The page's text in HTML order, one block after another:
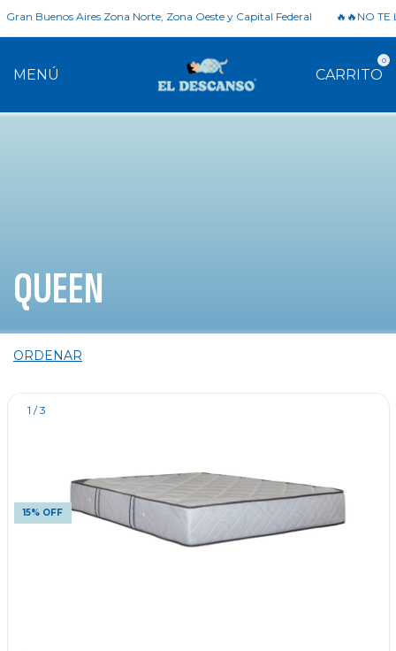
Buenos Aires Zona Norte, Zona Oeste y Capital Federal 🔥🔥NO TE
MENÚ CARRITO
0
QUEEN
ORDENAR
1 /3
15% OFF